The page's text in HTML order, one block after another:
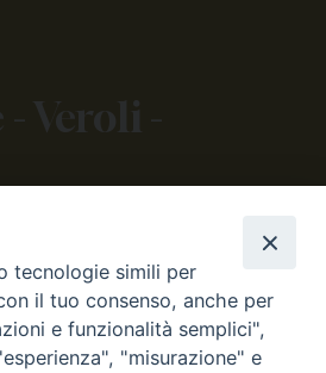
Veroli -
via dei Monti Lepini)
tecnologie simili per
il tuo consenso, anche per
e funzionalità semplici",
"misurazione" e